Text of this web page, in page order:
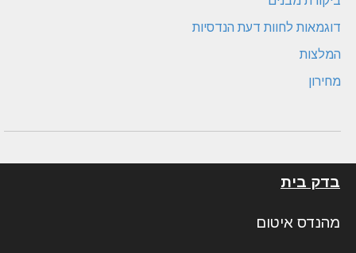
דוגמאות לחוות דעת הנדסיות
המלצות
מחירון
בדק בית
מהנדס איטום